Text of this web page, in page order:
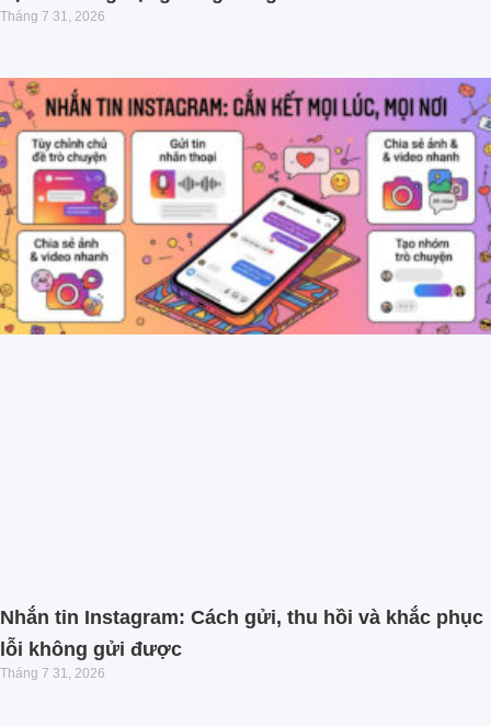
Tháng 7 31, 2026
Nhắn tin Instagram: Cách gửi, thu hồi và khắc phục
lỗi không gửi được
Tháng 7 31, 2026